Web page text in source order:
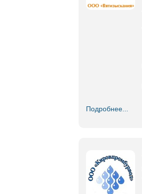
Подробнее...